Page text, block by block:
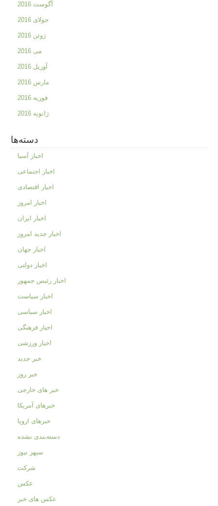
آگوست 2016
جولای 2016
ژوئن 2016
می 2016
آوریل 2016
مارس 2016
فوریه 2016
ژانویه 2016
دسته‌ها
اخبار آسیا
اخبار اجتماعی
اخبار اقتصادی
اخبار امروز
اخبار ایران
اخبار جدید امروز
اخبار جهان
اخبار دولتی
اخبار رئیس جمهور
اخبار سیاست
اخبار سیاسی
اخبار فرهنگی
اخبار ورزشی
خبر جدید
خبر روز
خبر های خارجی
خبرهای آمریکا
خبرهای اروپا
دسته‌بندی نشده
سپهر نیوز
شرکت
عکس
عکس های خبر